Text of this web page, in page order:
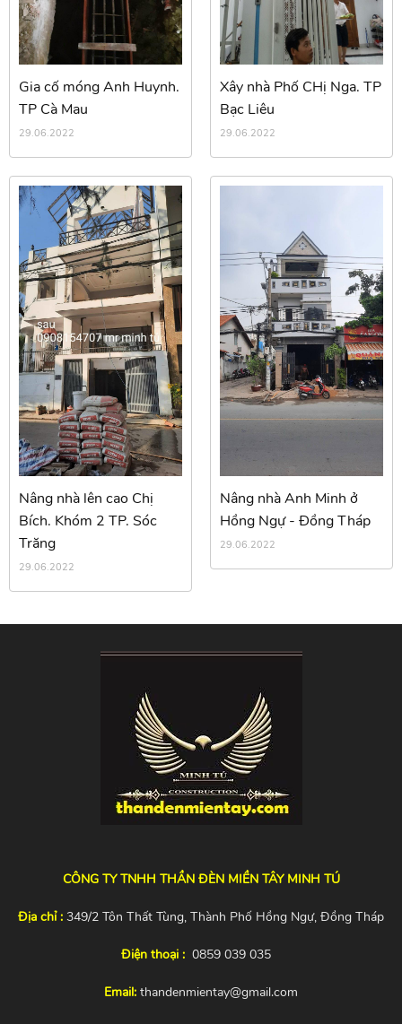
Gia cố móng Anh Huynh.
TP Cà Mau
29.06.2022
Xây nhà Phố CHị Nga. TP
Bạc Liêu
29.06.2022
Nâng nhà lên cao Chị
Bích. Khóm 2 TP. Sóc
Trăng
29.06.2022
Nâng nhà Anh Minh ở
Hồng Ngự - Đồng Tháp
29.06.2022
CÔNG TY TNHH THẦN ĐÈN MIỀN TÂY MINH TÚ
Địa chỉ : 349/2 Tôn Thất Tùng, Thành Phố Hồng Ngự, Đồng Tháp
Điện thoại :0859 039 035
Email: thandenmientay@gmail.com